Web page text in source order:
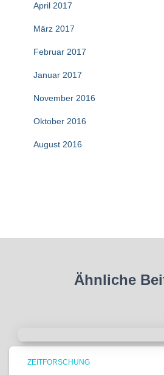
April 2017
März 2017
Februar 2017
Januar 2017
November 2016
Oktober 2016
August 2016
Ähnliche
ZEITFORSCHUNG